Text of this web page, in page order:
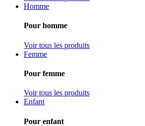
Homme
Pour homme
Voir tous les produits
Femme
Pour femme
Voir tous les produits
Enfant
Pour enfant